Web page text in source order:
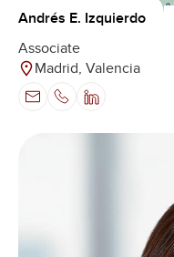
Andrés E. Izquierdo
Associate
Madrid, Valencia